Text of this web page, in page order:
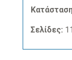
Σελίδες: